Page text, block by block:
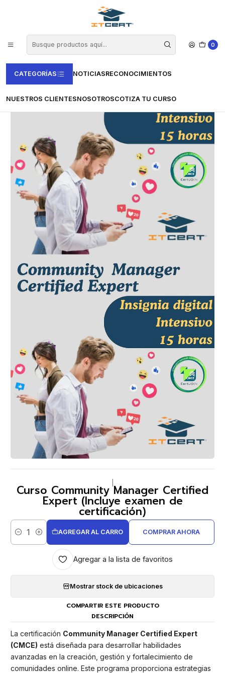
0
CATEGORÍAS NOTICIASRECONOCIMIENTOS
NUESTROS CLIENTESNOSOTROSCOTIZA TU CURSO
Certjoin
Curso Community Manager Certified Expert (Incluye examen de
Curso Community Manager Certified
Expert (Incluye examen de
certificación)
Cantidad
AGREGAR AL CARRO COMPRAR AHORA
Agregar a la lista de favoritos
Mostrar stock de ubicaciones
COMPARTIR ESTE PRODUCTO
DESCRIPCIÓN
La certificación Community Manager Certified Expert
(CMCE) está diseñada para desarrollar habilidades
avanzadas en la creación, gestión y fortalecimiento de
comunidades online. Este programa proporciona estrategias